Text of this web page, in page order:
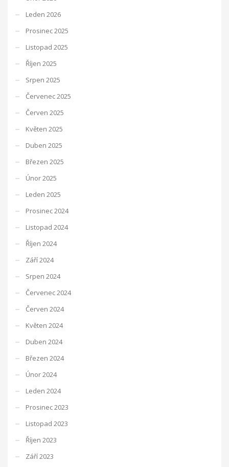
Leden 2026
Prosinec 2025
Listopad 2025
Říjen 2025
Srpen 2025
Červenec 2025
Červen 2025
Květen 2025
Duben 2025
Březen 2025
Únor 2025
Leden 2025
Prosinec 2024
Listopad 2024
Říjen 2024
Září 2024
Srpen 2024
Červenec 2024
Červen 2024
Květen 2024
Duben 2024
Březen 2024
Únor 2024
Leden 2024
Prosinec 2023
Listopad 2023
Říjen 2023
Září 2023